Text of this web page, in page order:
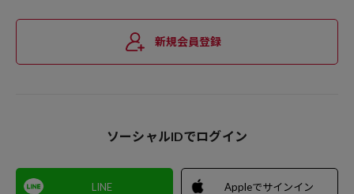
新規会員登録
ソーシャルIDでログイン
LINE Appleでサインイン